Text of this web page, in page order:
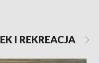
I REKREACJA